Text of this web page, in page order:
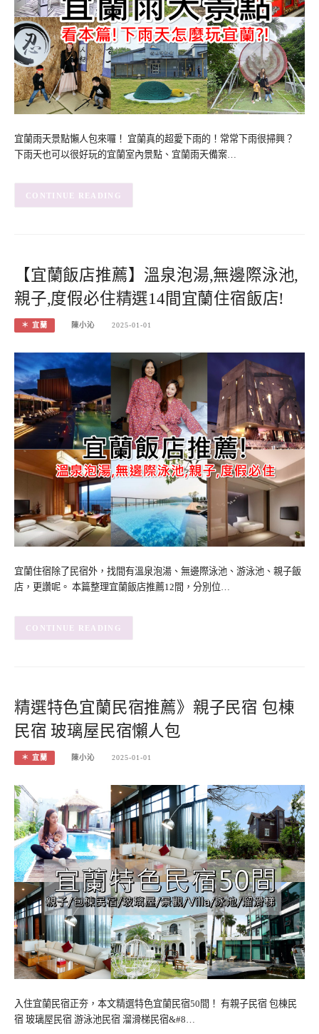
宜蘭雨天景點懶人包來囉！ 宜蘭真的超愛下雨的！常常下雨很掃興？
下雨天也可以很好玩的宜蘭室內景點、宜蘭雨天備案…
CONTINUE READING
【宜蘭飯店推薦】溫泉泡湯,無邊際泳池,
親子,度假必住精選14間宜蘭住宿飯店!
＊ 宜蘭 陳小沁 2025-01-01
宜蘭住宿除了民宿外，找間有溫泉泡湯、無邊際泳池、游泳池、親子飯
店，更讚呢。 本篇整理宜蘭飯店推薦12間，分別位…
CONTINUE READING
精選特色宜蘭民宿推薦》親子民宿 包棟
民宿 玻璃屋民宿懶人包
＊ 宜蘭 陳小沁 2025-01-01
入住宜蘭民宿正夯，本文精選特色宜蘭民宿50間！ 有親子民宿 包棟民
宿 玻璃屋民宿 游泳池民宿 溜滑梯民宿&#8…